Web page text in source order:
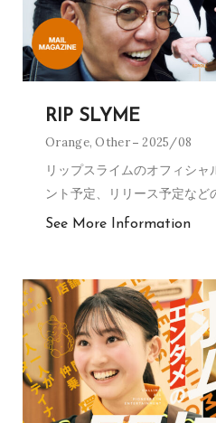
RIP SLYME
Orange,Other 2025/08
リップスライムのオフィシ
ント予定、リリース予定など
See More Information